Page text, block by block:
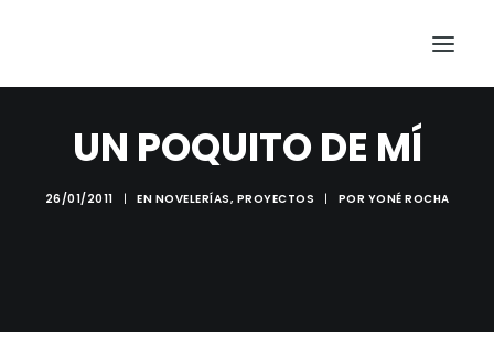
PRINCIPIOS
BLOG
UN POQUITO DE MÍ
26/01/2011 | EN NOVELERÍAS, PROYECTOS | POR YONÉ ROCHA